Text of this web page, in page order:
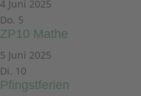
4 Juni 2025
Do. 5
ZP10 Mathe
5 Juni 2025
Di. 10
Pfingstferien